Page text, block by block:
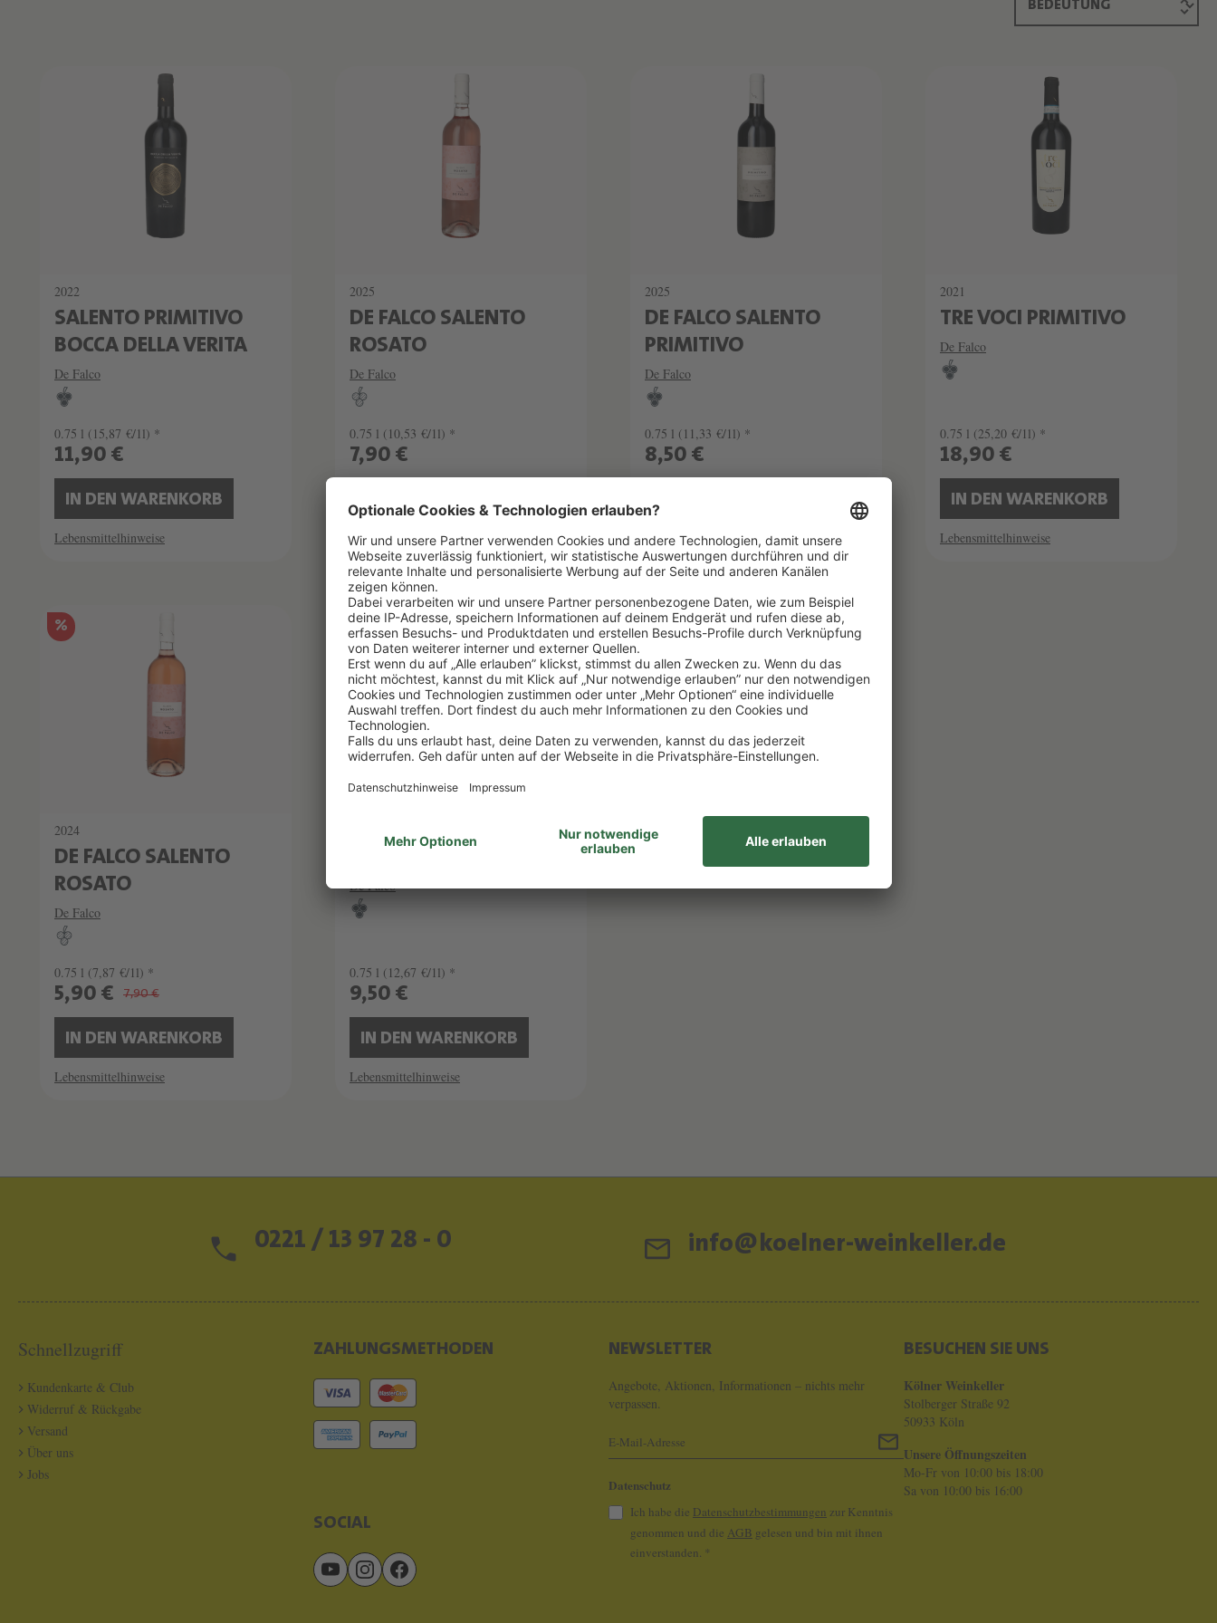
2022
SALENTO PRIMITIVO
BOCCA DELLA VERITA
De Falco
0.75 l (15,87 €/1l) *
11,90 €
IN DEN WARENKORB
Lebensmittelhinweise
2025
DE FALCO SALENTO
ROSATO
De Falco
0.75 l (10,53 €/1l) *
7,90 €
IN DEN WARENKORB
Lebensmittelhinweise
2025
DE FALCO SALENTO
PRIMITIVO
De Falco
0.75 l (11,33 €/1l) *
8,50 €
IN DEN WARENKORB
Lebensmittelhinweise
2021
TRE VOCI PRIMITIVO
De Falco
0.75 l (25,20 €/1l) *
18,90 €
IN DEN WARENKORB
Lebensmittelhinweise
%
2024
DE FALCO SALENTO
ROSATO
De Falco
0.75 l (7,87 €/1l) *
5,90 € 7,90 €
IN DEN WARENKORB
Lebensmittelhinweise
Sommeliers choice: Noreen Rudolph
De Falco
0.75 l (12,67 €/1l) *
9,50 €
IN DEN WARENKORB
Lebensmittelhinweise
0221 / 13 97 28 - 0 info@koelner-weinkeller.de
Schnellzugriff
Kundenkarte & Club
Widerruf & Rückgabe
Versand
Über uns
Jobs
ZAHLUNGSMETHODEN
SOCIAL
NEWSLETTER
Angebote, Aktionen, Informationen – nichts mehr
verpassen.
Datenschutz
Ich habe die Datenschutzbestimmungen zur Kenntnis
genommen und die AGB gelesen und bin mit ihnen
einverstanden. *
BESUCHEN SIE UNS
Kölner Weinkeller
Stolberger Straße 92
50933 Köln
Unsere Öffnungszeiten
Mo-Fr von 10:00 bis 18:00
Sa von 10:00 bis 16:00